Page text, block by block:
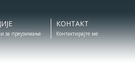
за преузимање
КОНТАКТ
Контактирајте ме